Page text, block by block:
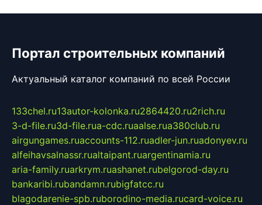
Портал строительных компаний
Актуальный каталог компаний по всей России
133chel.ru13autor-kolonka.ru2864420.ru2rich.ru
3-d-file.ru3d-file.rua-cdc.ruaalse.rua380club.ru
airgungames.ruaccounts-112.ruadler-jun.ruadonyev.ru
alfeihavsalnassr.rualtaipant.ruargentinamia.ru
aria-family.ruarkrym.ruashanet.rubelgorod-day.ru
bankaribi.rubandamn.rubigfatcc.ru
blagodarenie-spb.ruborodino-media.rucard-voice.ru